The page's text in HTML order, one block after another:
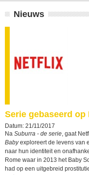
Nieuws
Serie gebaseerd op
Datum: 21/11/2017
Na Suburra - de serie, gaat
Babyexploreert de levens van
naar hun identiteit en
Rome waar in 2013 het Baby
had op een uitgebreid